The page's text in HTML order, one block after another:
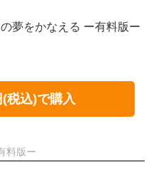
夢をかなえる ー有料版ー
税込)で購入
料版ー